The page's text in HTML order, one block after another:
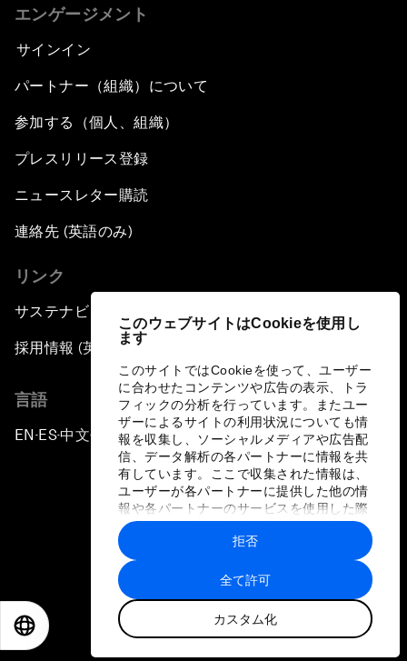
このウェブサイトはCookieを使用し
ます
このサイトではCookieを使って、ユーザー
に合わせたコンテンツや広告の表示、トラ
フィックの分析を行っています。またユー
ザーによるサイトの利用状況についても情
報を収集し、ソーシャルメディアや広告配
信、データ解析の各パートナーに情報を共
有しています。ここで収集された情報は、
ユーザーが各パートナーに提供した他の情
報や各パートナーのサービスを使用した際
に収集された情報と組み合わされ、各パー
トナーによって使用されることがありま
す。
全て許可
カスタム化
拒否
エンゲージメント
サインイン
パートナー（組織）について
参加する（個人、組織）
プレスリリース登録
ニュースレター購読
連絡先 (英語のみ)
リンク
サステナビリティへの取り組み
採用情報 (英語のみ)
言語
EN ▪ES▪中文▪ 日本語
プライバシーポリシーと利用規約
サイトマップ
©
世界経済フォーラム